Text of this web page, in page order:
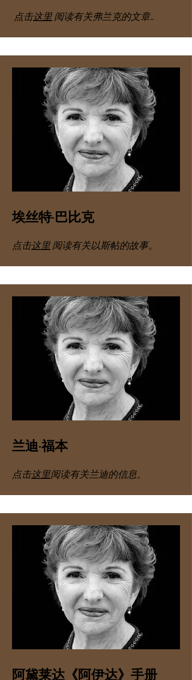
点击这里 阅读有关弗兰克的文章..
埃丝特·巴比克
点击这里 阅读有关以斯帖的故事。
兰迪·福本
点击这里阅读有关兰迪的信息。
阿黛莱达《阿伊达》手册